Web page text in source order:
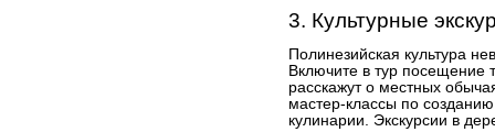
3. Культурные
Полинезийская культура
Включите в тур посещение
расскажут о местных
мастер-классы по
кулинарии. Экскурсии в